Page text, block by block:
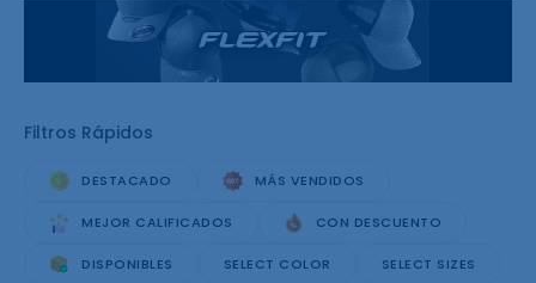
Filtros Rápidos
DESTACADO MÁS VENDIDOS
MEJOR CALIFICADOS CON DESCUENTO
DISPONIBLES SELECT COLOR SELECT SIZES